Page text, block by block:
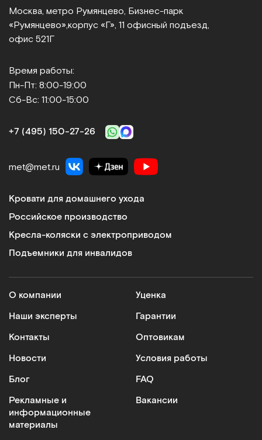
Москва, метро Румянцево, Бизнес‑парк
«Румянцево», корпус «Г», 11 офисный подъезд,
офис 521Г
Время работы:
Пн-Пт: 8:00-19:00
Сб-Вс: 11:00-15:00
+7 (495) 150‑27‑26
met@met.ru
Кровати для домашнего ухода
Российское производство
Кресла-коляски с электроприводом
Подъемники для инвалидов
О компании
Наши эксперты
Контакты
Новости
Блог
Рекламные и
информационные
материалы
Уценка
Гарантии
Оптовикам
Условия работы
FAQ
Вакансии